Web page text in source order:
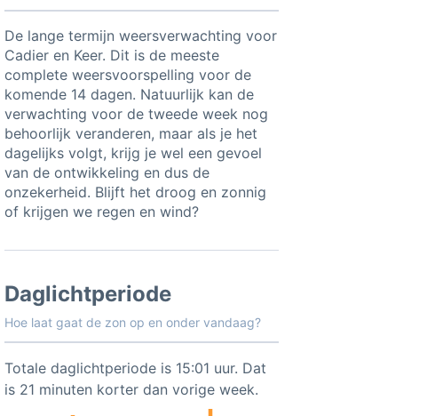
De lange termijn weersverwachting voor
Cadier en Keer. Dit is de meeste
complete weersvoorspelling voor de
komende 14 dagen. Natuurlijk kan de
verwachting voor de tweede week nog
behoorlijk veranderen, maar als je het
dagelijks volgt, krijg je wel een gevoel
van de ontwikkeling en dus de
onzekerheid. Blijft het droog en zonnig
of krijgen we regen en wind?
Daglichtperiode
Hoe laat gaat de zon op en onder vandaag?
Totale daglichtperiode is 15:01 uur. Dat
is 21 minuten korter dan vorige week.